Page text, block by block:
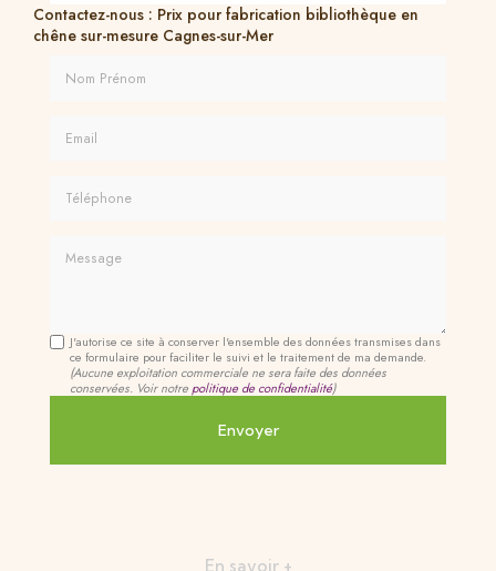
Contactez-nous : Prix pour fabrication bibliothèque en
chêne sur-mesure Cagnes-sur-Mer
J'autorise ce site à conserver l'ensemble des données transmises dans
ce formulaire pour faciliter le suivi et le traitement de ma demande.
(Aucune exploitation commerciale ne sera faite des données
conservées. Voir notre politique de confidentialité)
En savoir +